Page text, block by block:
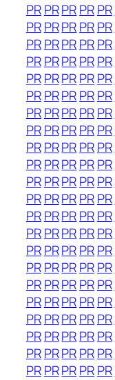
PRPRPRPRPR
PRPRPRPRPR
PRPRPRPRPR
PRPRPRPRPR
PRPRPRPRPR
PRPRPRPRPR
PRPRPRPRPR
PRPRPRPRPR
PRPRPRPRPR
PRPRPRPRPR
PRPRPRPRPR
PRPRPRPRPR
PRPRPRPRPR
PRPRPRPRPR
PRPRPRPRPR
PRPRPRPRPR
PRPRPRPRPR
PRPRPRPRPR
PRPRPRPRPR
PRPRPRPRPR
PRPRPRPRPR
PRPRPRPRPR